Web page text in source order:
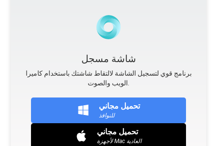
شاشة مسجل
برنامج قوي لتسجيل الشاشة لالتقاط شاشتك باستخدام كاميرا
تحميل مجاني
للنوافذ
تحميل مجاني
لأجهزة Mac العادية